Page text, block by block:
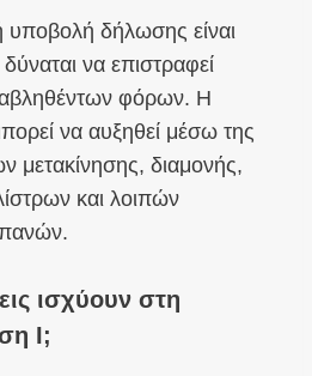
υποβολή δήλωσης είναι
να επιστραφεί
φόρων. Η
να αυξηθεί μέσω της
μετακίνησης, διαμονής,
και λοιπών
ισχύουν στη
I;